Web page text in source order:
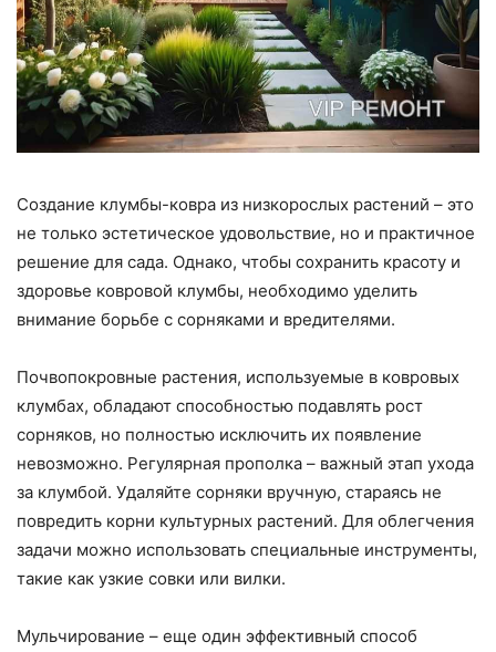
Создание клумбы-ковра из низкорослых растений – это
не только эстетическое удовольствие, но и практичное
решение для сада. Однако, чтобы сохранить красоту и
здоровье ковровой клумбы, необходимо уделить
внимание борьбе с сорняками и вредителями.
Почвопокровные растения, используемые в ковровых
клумбах, обладают способностью подавлять рост
сорняков, но полностью исключить их появление
невозможно. Регулярная прополка – важный этап ухода
за клумбой. Удаляйте сорняки вручную, стараясь не
повредить корни культурных растений. Для облегчения
задачи можно использовать специальные инструменты,
такие как узкие совки или вилки.
Мульчирование – еще один эффективный способ